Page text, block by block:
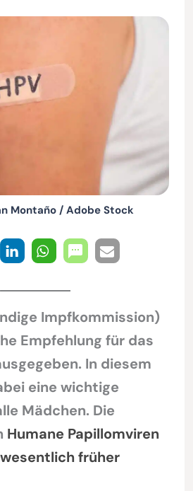
Montaño / Adobe Stock
Impfkommission)
Empfehlung für das
In diesem
eine wichtige
Mädchen. Die
Humane Papillomviren
früher